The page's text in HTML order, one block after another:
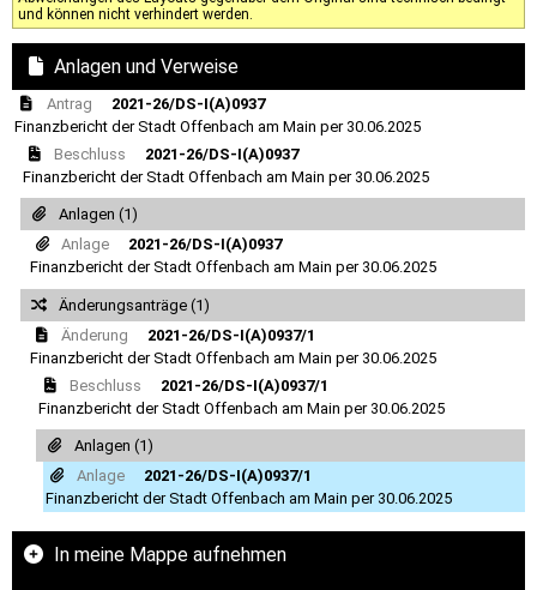
und können nicht verhindert werden.
Anlagen und Verweise
Antrag
2021-26/DS-I(A)0937
Finanzbericht der Stadt Offenbach am Main per 30.06.2025
Beschluss
2021-26/DS-I(A)0937
Finanzbericht der Stadt Offenbach am Main per 30.06.2025
Anlagen (1)
Anlage
2021-26/DS-I(A)0937
Finanzbericht der Stadt Offenbach am Main per 30.06.2025
Änderungsanträge (1)
Änderung
2021-26/DS-I(A)0937/1
Finanzbericht der Stadt Offenbach am Main per 30.06.2025
Beschluss
2021-26/DS-I(A)0937/1
Finanzbericht der Stadt Offenbach am Main per 30.06.2025
Anlagen (1)
Anlage
2021-26/DS-I(A)0937/1
Finanzbericht der Stadt Offenbach am Main per 30.06.2025
In meine Mappe aufnehmen